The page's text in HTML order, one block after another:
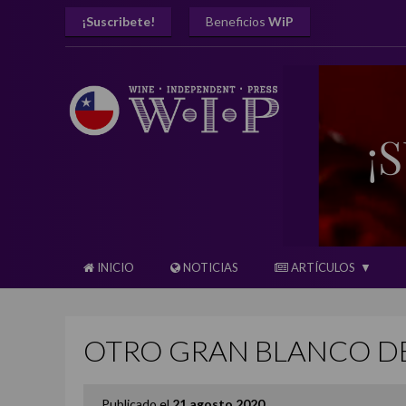
¡Suscribete! Beneficios WiP
INICIO NOTICIAS ARTÍCULOS
OTRO GRAN BLANCO